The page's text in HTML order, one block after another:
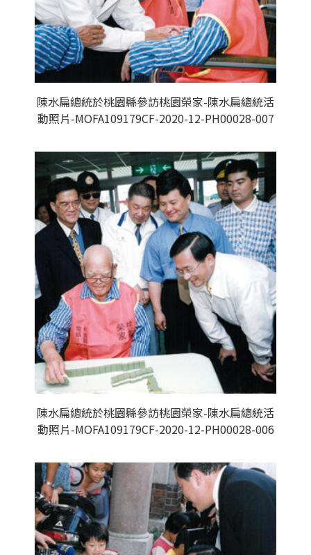
陳水扁總統於桃園縣參訪桃園榮家-陳水扁總統活
動照片-MOFA109179CF-2020-12-PH00028-007
陳水扁總統於桃園縣參訪桃園榮家-陳水扁總統活
動照片-MOFA109179CF-2020-12-PH00028-006